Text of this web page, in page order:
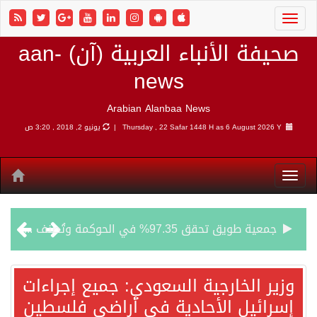
صحيفة الأنباء العربية (آن) aan-
news
Arabian Alanbaa News
Thursday , 22 Safar 1448 H as6 August 2026 Y | يونيو 2, 2018 , 3:20 ص
جمعية طويق تحقق 97.35% في الحوكمة وتُصنف ضمن الكيانات متناهية الكبر وتحصد شهادة الآيزو للعام الثالث على التوالي
“الفرصة الأخيرة”.. ترامب: المحادثات مع إيران جارية الآن
وزير الخارجية السعودي: جميع إجراءات
إسرائيل الأحادية في أراضي فلسطين